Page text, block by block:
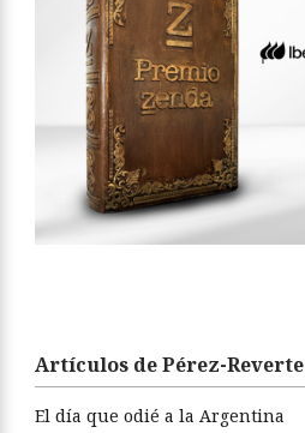
Artículos de Pérez-Reverte
El día que odié a la Argentina